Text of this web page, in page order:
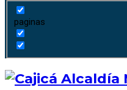
paginas